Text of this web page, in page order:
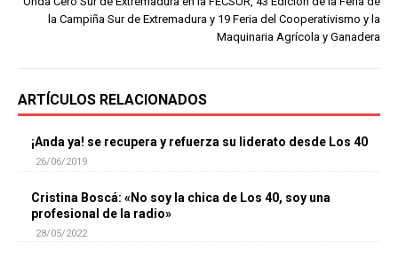
la Campiña Sur de Extremadura y 19 Feria del Cooperativismo y la
Maquinaria Agrícola y Ganadera
ARTÍCULOS RELACIONADOS
¡Anda ya! se recupera y refuerza su liderato desde Los 40
26/06/2019
Cristina Boscá: «No soy la chica de Los 40, soy una
profesional de la radio»
28/05/2022